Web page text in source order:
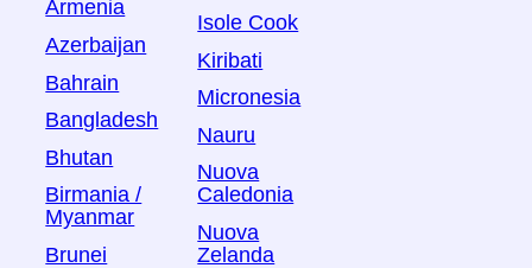
Armenia
Azerbaijan
Bahrain
Bangladesh
Bhutan
Birmania /
Myanmar
Brunei
Isole Cook
Kiribati
Micronesia
Nauru
Nuova
Caledonia
Nuova
Zelanda